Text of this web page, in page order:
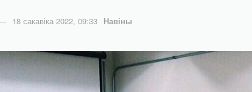
18 сакавіка 2022, 09:33 Навіны